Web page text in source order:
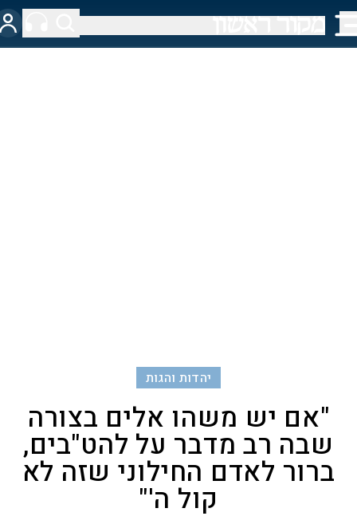
יהדות והגות
"אם יש משהו אלים בצורה
שבה רב מדבר על להט"בים,
ברור לאדם החילוני שזה לא
קול ה'"